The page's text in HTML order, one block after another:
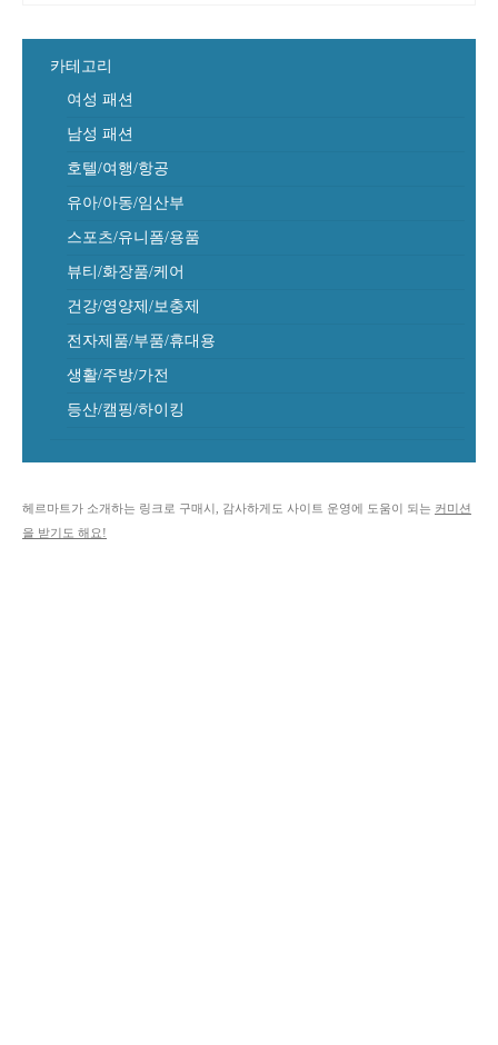
카테고리
여성 패션
남성 패션
호텔/여행/항공
유아/아동/임산부
스포츠/유니폼/용품
뷰티/화장품/케어
건강/영양제/보충제
전자제품/부품/휴대용
생활/주방/가전
등산/캠핑/하이킹
헤르마트가 소개하는 링크로 구매시, 감사하게도 사이트 운영에 도움이 되는 커미션
을 받기도 해요!